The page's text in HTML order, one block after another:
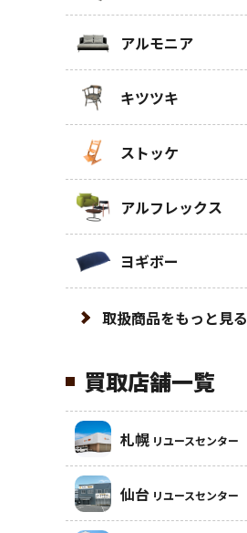
アルモニア
キツツキ
ストッケ
アルフレックス
ヨギボー
取扱商品をもっと見る
買取店舗一覧
札幌 リユースセンター
仙台 リユースセンター